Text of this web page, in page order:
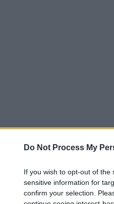
Do Not Process My
If you wish to opt-out of
sensitive information for
confirm your selection.